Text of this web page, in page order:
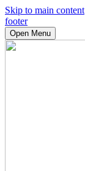
Skip to main content
footer
Open Menu